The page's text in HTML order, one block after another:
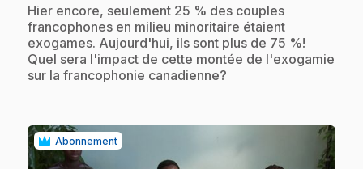
.Hier encore, seulement 25 % des couples
francophones en milieu minoritaire étaient
exogames. Aujourd'hui, ils sont plus de 75 %!
Quel sera l'impact de cette montée de l'exogamie
sur la francophonie canadienne?
Abonnement